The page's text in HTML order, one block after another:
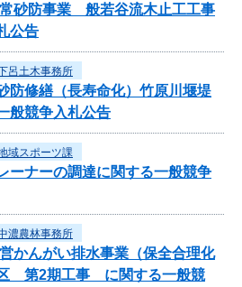
常砂防事業 般若谷流木止工工事
公告
呂土木事務所
防修繕（長寿命化）竹原川堰堤
般競争入札公告
域スポーツ課
ーナーの調達に関する一般競争
濃農林事務所
かんがい排水事業（保全合理化
第2期工事 に関する一般競